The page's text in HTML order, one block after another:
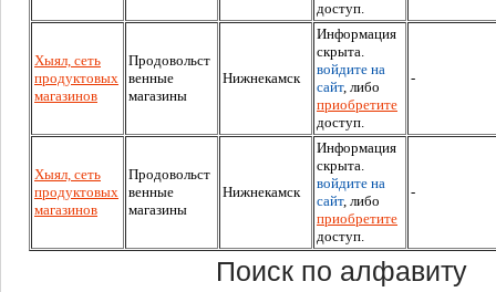
доступ.
Хыял, сеть
продуктовых
магазинов
Продовольст
венные
магазины
Нижнекамск
Информация
скрыта.
войдите на
сайт, либо
приобретите
доступ.
-
Хыял, сеть
продуктовых
магазинов
Продовольст
венные
магазины
Нижнекамск
Информация
скрыта.
войдите на
сайт, либо
приобретите
доступ.
-
Поиск по алфавиту